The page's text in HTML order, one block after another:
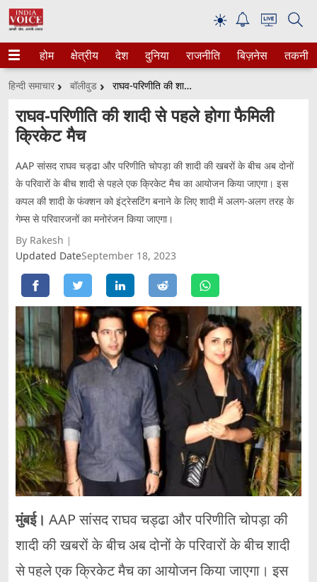
☀
होम क्षेत्रीय देश दुनिया राजनीति बिज़नेस तकनीक
हिन्दी समाचार बॉलीवुड राघव-परिणीति की शादी से पहले होगा फैमिली क्रिकेट मैच
राघव-परिणीति की शादी से पहले होगा फैमिली
क्रिकेट मैच
AAP सांसद राघव चड्ढा और परिणीति चोपड़ा की शादी की खबरों के बीच अब दोनों
के परिवारों के बीच शादी से पहले एक क्रिकेट मैच का आयोजन किया जाएगा। इस
कपल की शादी के फंक्शन को इंट्रेसटिंग बनाने के लिए शादी में अलग-अलग तरह के
गेम्स से परिवारजनों का मनोरंजन किया जाएगा।
By Rakesh
Updated DateSeptember 18, 2023
मुंबई। AAP सांसद राघव चड्ढा और परिणीति चोपड़ा की
शादी की खबरों के बीच अब दोनों के परिवारों के बीच शादी
से पहले एक क्रिकेट मैच का आयोजन किया जाएगा। इस